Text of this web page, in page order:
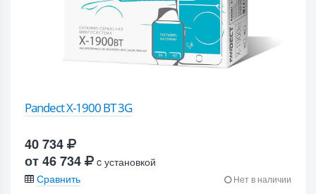
Pandect X-1900 BT 3G
40 734
от 46 734
c установкой
Сравнить
Нет в наличии